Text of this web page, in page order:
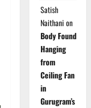
Satish
Naithani on
Body Found
Hanging
from
Ceiling Fan
in
Gurugram’s